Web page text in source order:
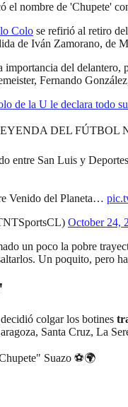
el nombre de 'Chupete'
Colo se refirió al retiro
de Iván Zamorano, de
del
Fernando
de la U le declara todo
DEL FÚTBOL
entre San Luis y
Venido del Planeta…
October 24,
un poco la pobre
Un poquito, pero
colgar los botines
Santa Cruz, La
Suazo ⚽🌍